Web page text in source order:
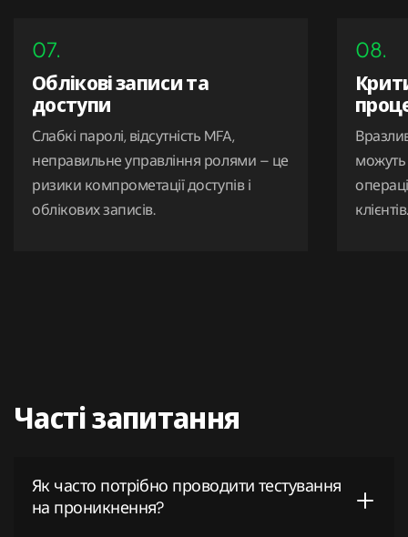
07.
Облікові записи та
доступи
Слабкі паролі, відсутність MFA,
неправильне управління ролями – це
ризики компрометації доступів і
облікових записів.
08.
можуть
клієнтів.
Часті запитання
Як часто потрібно проводити тестування
на проникнення?